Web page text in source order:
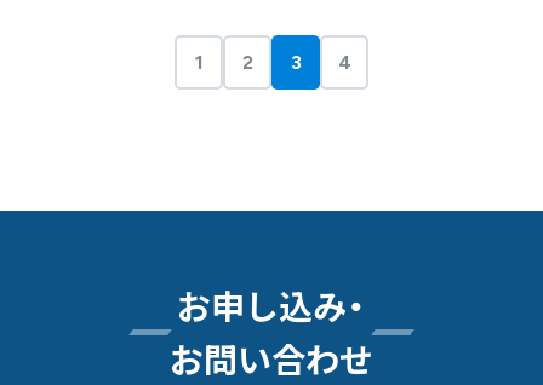
1 2 3 4
お申し込み・
お問い合わせ